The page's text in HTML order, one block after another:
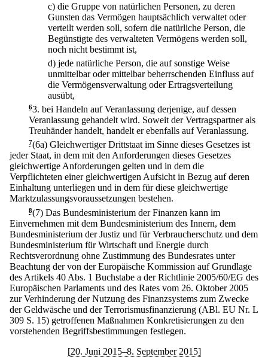
c) die Gruppe von natürlichen Personen, zu deren
Gunsten das Vermögen hauptsächlich verwaltet oder
verteilt werden soll, sofern die natürliche Person, die
Begünstigte des verwalteten Vermögens werden soll,
noch nicht bestimmt ist,
d) jede natürliche Person, die auf sonstige Weise
unmittelbar oder mittelbar beherrschenden Einfluss auf
die Vermögensverwaltung oder Ertragsverteilung
ausübt,
63. bei Handeln auf Veranlassung derjenige, auf dessen
Veranlassung gehandelt wird. Soweit der Vertragspartner als
Treuhänder handelt, handelt er ebenfalls auf Veranlassung.
7(6a) Gleichwertiger Drittstaat im Sinne dieses Gesetzes ist
jeder Staat, in dem mit den Anforderungen dieses Gesetzes
gleichwertige Anforderungen gelten und in dem die
Verpflichteten einer gleichwertigen Aufsicht in Bezug auf deren
Einhaltung unterliegen und in dem für diese gleichwertige
Marktzulassungsvoraussetzungen bestehen.
8(7) Das Bundesministerium der Finanzen kann im
Einvernehmen mit dem Bundesministerium des Innern, dem
Bundesministerium der Justiz und für Verbraucherschutz und dem
Bundesministerium für Wirtschaft und Energie durch
Rechtsverordnung ohne Zustimmung des Bundesrates unter
Beachtung der von der Europäische Kommission auf Grundlage
des Artikels 40 Abs. 1 Buchstabe a der Richtlinie 2005/60/EG des
Europäischen Parlaments und des Rates vom 26. Oktober 2005
zur Verhinderung der Nutzung des Finanzsystems zum Zwecke
der Geldwäsche und der Terrorismusfinanzierung (ABl. EU Nr. L
309 S. 15) getroffenen Maßnahmen Konkretisierungen zu den
vorstehenden Begriffsbestimmungen festlegen.
[20. Juni 2015–8. September 2015]